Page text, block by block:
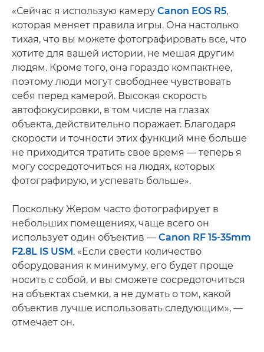
«Сейчас я использую камеру Canon EOS R5,
которая меняет правила игры. Она настолько
тихая, что вы можете фотографировать все, что
хотите для вашей истории, не мешая другим
людям. Кроме того, она гораздо компактнее,
поэтому люди могут свободнее чувствовать
себя перед камерой. Высокая скорость
автофокусировки, в том числе на глазах
объекта, действительно поражает. Благодаря
скорости и точности этих функций мне больше
не приходится тратить свое время — теперь я
могу сосредоточиться на людях, которых
фотографирую, и успевать больше».
Поскольку Жером часто фотографирует в
небольших помещениях, чаще всего он
использует один объектив — Canon RF 15-35mm
F2.8L IS USM . «Если свести количество
оборудования к минимуму, его будет проще
носить с собой, и вы сможете сосредоточиться
на объектах съемки, а не думать о том, какой
объектив лучше использовать следующим», —
отмечает он.